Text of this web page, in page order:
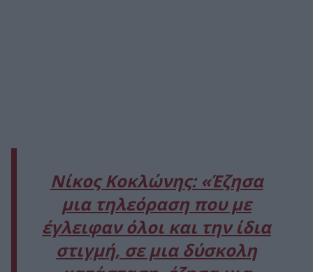
Νίκος Κοκλώνης: «Έζησα
μια τηλεόραση που με
έγλειφαν όλοι και την ίδια
στιγμή, σε μια δύσκολη